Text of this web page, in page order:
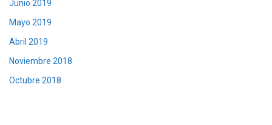
Junio 2019
Mayo 2019
Abril 2019
Noviembre 2018
Octubre 2018